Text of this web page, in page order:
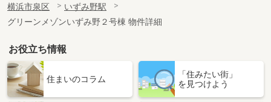
横浜市泉区
いずみ野駅
グリーンメゾンいずみ野２号棟 物件詳細
お役立ち情報
住まいのコラム
「住みたい街」
を見つけよう